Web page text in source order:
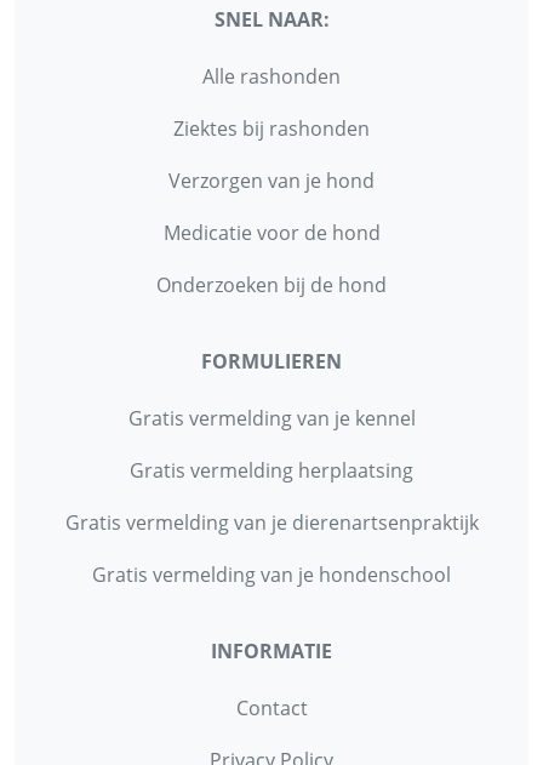
SNEL NAAR:
Alle rashonden
Ziektes bij rashonden
Verzorgen van je hond
Medicatie voor de hond
Onderzoeken bij de hond
FORMULIEREN
Gratis vermelding van je kennel
Gratis vermelding herplaatsing
Gratis vermelding van je dierenartsenpraktijk
Gratis vermelding van je hondenschool
INFORMATIE
Contact